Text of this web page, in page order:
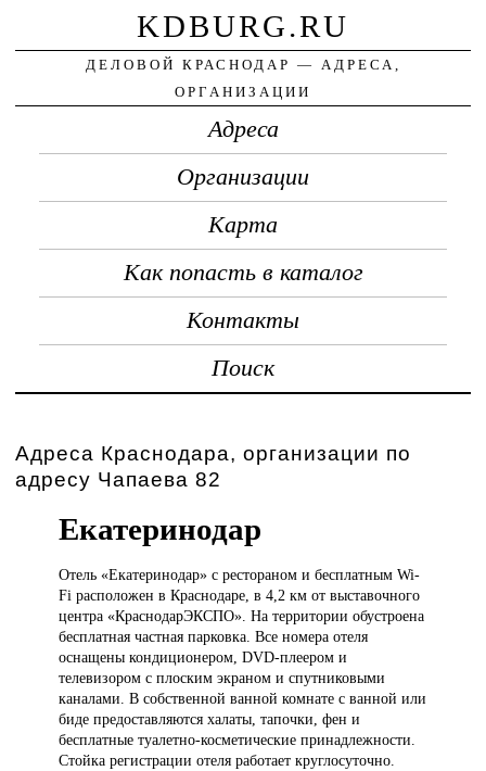
KDBURG.RU
ДЕЛОВОЙ КРАСНОДАР — АДРЕСА,
ОРГАНИЗАЦИИ
Адреса
Организации
Карта
Как попасть в каталог
Контакты
Поиск
Адреса Краснодара, организации по
адресу Чапаева 82
Екатеринодар
Отель «Екатеринодар»с рестораном и бесплатным Wi-
Fi расположен в Краснодаре, в 4,2 км от выставочного
центра «КраснодарЭКСПО». На территории обустроена
бесплатная частная парковка. Все номера отеля
оснащены кондиционером, DVD-плеером и
телевизором с плоским экраном и спутниковыми
каналами. В собственной ванной комнате с ванной или
биде предоставляются халаты, тапочки, фен и
бесплатные туалетно-косметические принадлежности.
Стойка регистрации отеля работает круглосуточно.